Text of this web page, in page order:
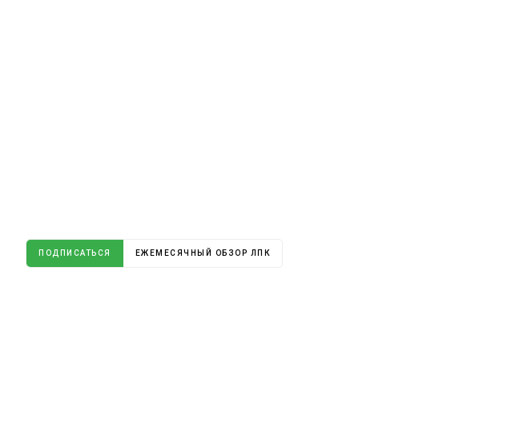
ПОДПИСАТЬСЯ ЕЖЕМЕСЯЧНЫЙ ОБЗОР ЛПК